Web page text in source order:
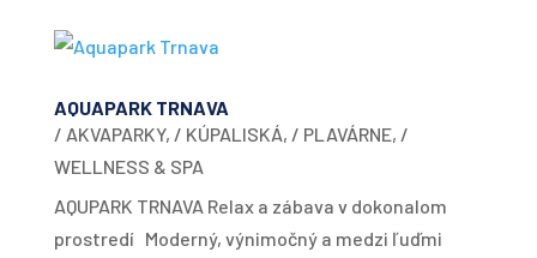
AQUAPARK TRNAVA
/ AKVAPARKY, / KÚPALISKÁ, / PLAVÁRNE, /
WELLNESS & SPA
AQUPARK TRNAVA Relax a zábava v dokonalom
prostredí Moderný, výnimočný a medzi ľuďmi